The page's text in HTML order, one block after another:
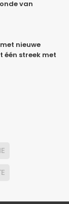
van
nieuwe
één streek met